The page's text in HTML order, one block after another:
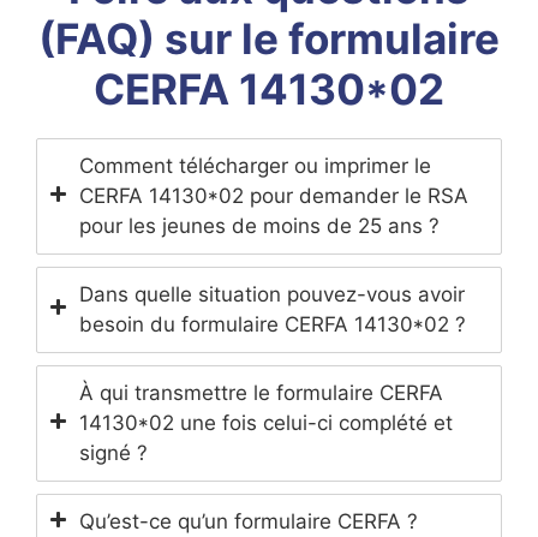
(FAQ) sur le formulaire
CERFA 14130*02
Comment télécharger ou imprimer le
CERFA 14130*02 pour demander le RSA
pour les jeunes de moins de 25 ans ?
Dans quelle situation pouvez-vous avoir
besoin du formulaire CERFA 14130*02 ?
À qui transmettre le formulaire CERFA
14130*02 une fois celui-ci complété et
signé ?
Qu’est-ce qu’un formulaire CERFA ?